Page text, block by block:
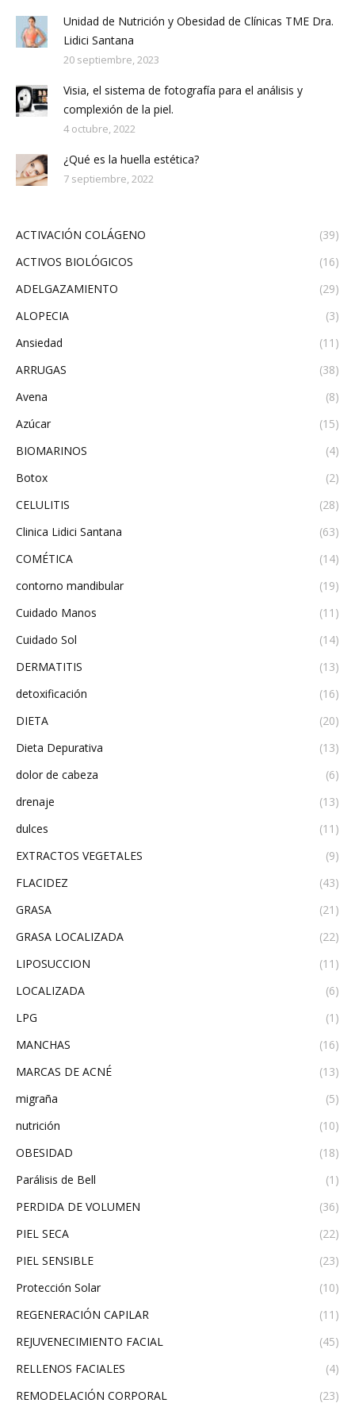
Unidad de Nutrición y Obesidad de Clínicas TME Dra.
Lidici Santana
20 septiembre, 2023
Visia, el sistema de fotografía para el análisis y
complexión de la piel.
4 octubre, 2022
¿Qué es la huella estética?
7 septiembre, 2022
ACTIVACIÓN COLÁGENO
(39)
ACTIVOS BIOLÓGICOS
(16)
ADELGAZAMIENTO
(29)
ALOPECIA
(3)
Ansiedad
(11)
ARRUGAS
(38)
Avena
(8)
Azúcar
(15)
BIOMARINOS
(4)
Botox
(2)
CELULITIS
(28)
Clinica Lidici Santana
(63)
COMÉTICA
(14)
contorno mandibular
(19)
Cuidado Manos
(11)
Cuidado Sol
(14)
DERMATITIS
(13)
detoxificación
(16)
DIETA
(20)
Dieta Depurativa
(13)
dolor de cabeza
(6)
drenaje
(13)
dulces
(11)
EXTRACTOS VEGETALES
(9)
FLACIDEZ
(43)
GRASA
(21)
GRASA LOCALIZADA
(22)
LIPOSUCCION
(11)
LOCALIZADA
(6)
LPG
(1)
MANCHAS
(16)
MARCAS DE ACNÉ
(13)
migraña
(5)
nutrición
(10)
OBESIDAD
(18)
Parálisis de Bell
(1)
PERDIDA DE VOLUMEN
(36)
PIEL SECA
(22)
PIEL SENSIBLE
(23)
Protección Solar
(10)
REGENERACIÓN CAPILAR
(11)
REJUVENECIMIENTO FACIAL
(45)
RELLENOS FACIALES
(4)
REMODELACIÓN CORPORAL
(23)